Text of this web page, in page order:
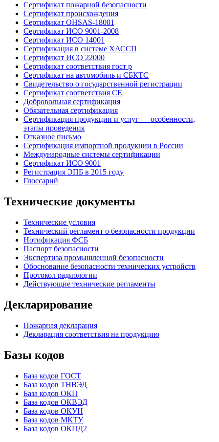
Сертификат пожарной безопасности
Сертификат происхождения
Сертификат OHSAS-18001
Сертификат ИСО 9001-2008
Сертификат ИСО 14001
Сертификация в системе ХАССП
Сертификат ИСО 22000
Сертификат соответствия гост р
Сертификат на автомобиль и СБКТС
Свидетельство о государственной регистрации
Сертификат соответствия СЕ
Добровольная сертификация
Обязательная сертификация
Сертификация продукции и услуг — особенности,
этапы проведения
Отказное письмо
Сертификация импортной продукции в России
Международные системы сертификации
Сертификат ИСО 9001
Регистрация ЭПБ в 2015 году
Глоссарий
Технические документы
Технические условия
Технический регламент о безопасности продукции
Нотификация ФСБ
Паспорт безопасности
Экспертиза промышленной безопасности
Обоснование безопасности технических устройств
Протокол радиологии
Действующие технические регламенты
Декларирование
Пожарная декларация
Декларация соответствия на продукцию
Базы кодов
База кодов ГОСТ
База кодов ТНВЭД
База кодов ОКП
База кодов ОКВЭД
База кодов ОКУН
База кодов МКТУ
База кодов ОКПД2